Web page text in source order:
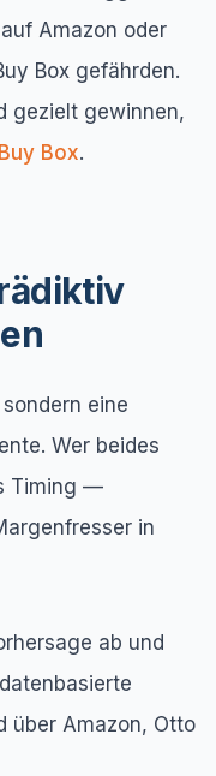
Amazon oder
Box gefährden.
gezielt gewinnen,
Box.
eine
Wer beides
Timing —
in
ab und
über Amazon, Otto